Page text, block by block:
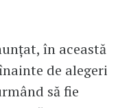
în această
de alegeri
să fie